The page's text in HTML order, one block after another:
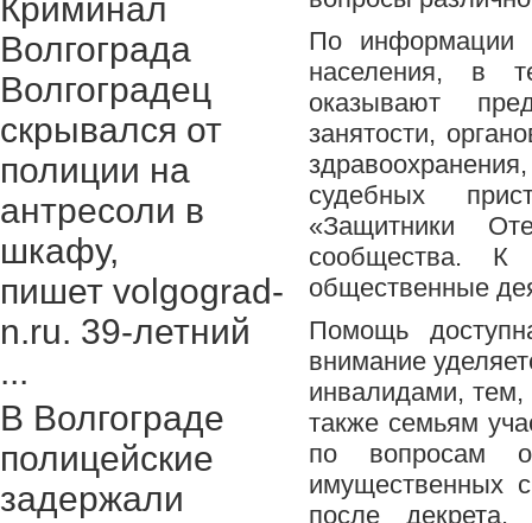
По информации
населения, в
оказывают
занятости,
судебных
«Защитники
сообщества. К
общественные
Помощь
внимание
инвалидами, тем,
также семьям
по вопросам
имущественных
после декрета,
Криминал
Волгограда
Волгоградец
скрывался от
полиции на
антресоли в
шкафу,
пишет volgograd-
n.ru. 39-летний
...
В Волгограде
полицейские
задержали